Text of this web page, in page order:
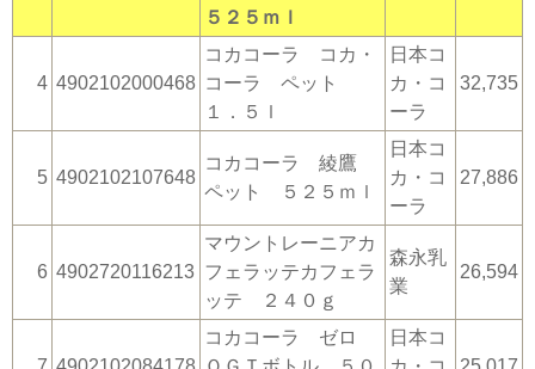
５２５ｍｌ
4 4902102000468
コカコーラ コカ・
コーラ ペット
１．５ｌ
日本コ
カ・コ
ーラ
32,735
5 4902102107648
コカコーラ 綾鷹
ペット ５２５ｍｌ
日本コ
カ・コ
ーラ
27,886
6 4902720116213
マウントレーニアカ
フェラッテカフェラ
ッテ ２４０ｇ
森永乳
業
26,594
コカコーラ ゼロ
日本コ